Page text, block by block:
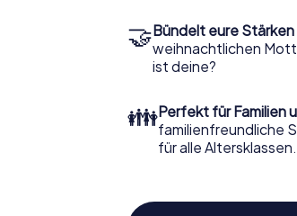
🤝Bündelt eure Stärken
weihnachtlichen
ist deine?
👪Perfekt für Familien
familienfreundliche
für alle Altersklassen.